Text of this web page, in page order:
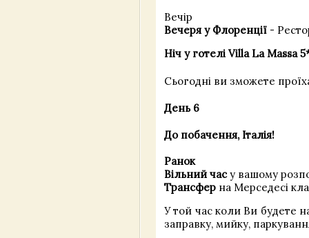
Вечір
Вечеря у Флоренції -
Ніч у готелі Villa La Massa
Сьогодні ви зможете
День 6
До побачення, Італія!
Ранок
Вільний часу вашому
Трансфер на Мерседесі
У той час коли Ви будете
заправку, мийку,